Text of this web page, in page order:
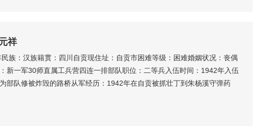
祥
族：汉族籍贯：四川自贡现住址：自贡市困难等级：困难婚姻状况：丧偶
新一军30师直属工兵营四连一排部队职位：二等兵入伍时间：1942年入伍
部队修被炸毁的路桥从军经历：1942年在自贡被抓壮丁到朱杨溪守弹药
到铁岭四平一带打仗，因不愿打内战，开小差在铁岭城遇到30医院的战